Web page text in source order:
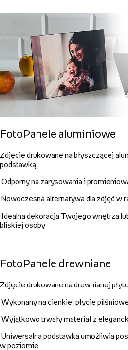
FotoPanele aluminiowe
Zdjęcie drukowane na błyszczącej
podstawką
Odporny na zarysowania i
Nowoczesna alternatywa dla zdjęć w
Idealna dekoracja Twojego wnętrza
bliskiej osoby
FotoPanele drewniane
Zdjęcie drukowane na drewnianej
Wykonany na cienkiej płycie
Wyjątkowo trwały materiał z
Uniwersalna podstawka umożliwia
w poziomie